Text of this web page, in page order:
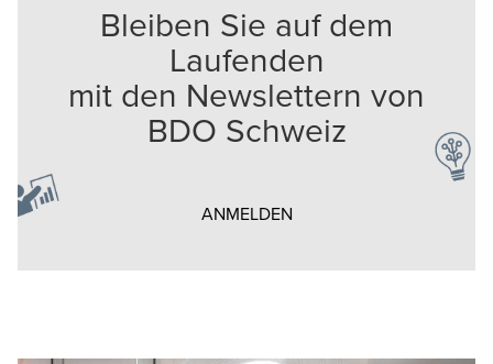
Bleiben Sie auf dem
Laufenden
mit den Newslettern von
BDO Schweiz
ANMELDEN